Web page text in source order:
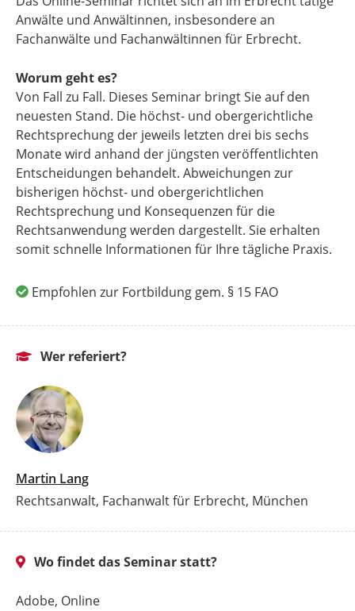
Anwälte und Anwältinnen, insbesondere an
Fachanwälte und Fachanwältinnen für Erbrecht.
Worum geht es?
Von Fall zu Fall. Dieses Seminar bringt Sie auf den
neuesten Stand. Die höchst- und obergerichtliche
Rechtsprechung der jeweils letzten drei bis sechs
Monate wird anhand der jüngsten veröffentlichten
Entscheidungen behandelt. Abweichungen zur
bisherigen höchst- und obergerichtlichen
Rechtsprechung und Konsequenzen für die
Rechtsanwendung werden dargestellt. Sie erhalten
somit schnelle Informationen für Ihre tägliche Praxis.
Empfohlen zur Fortbildung gem. § 15 FAO
Wer referiert?
Martin Lang
Rechtsanwalt, Fachanwalt für Erbrecht, München
Wo findet das Seminar statt?
Adobe, Online